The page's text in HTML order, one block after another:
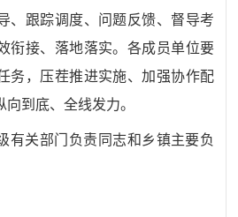
、跟踪调度、问题反馈、督导考
衔接、落地落实。各成员单位要
务，压茬推进实施、加强协作配
到底、全线发力。
有关部门负责同志和乡镇主要负